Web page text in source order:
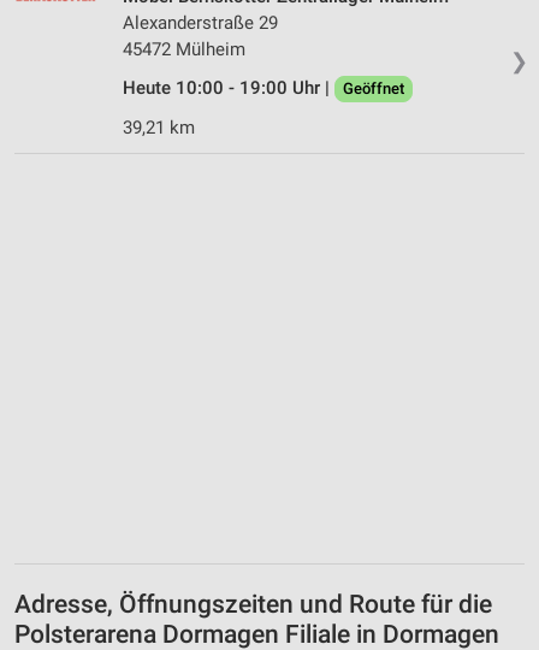
❯
Alexanderstraße 29
45472 Mülheim
Heute 10:00 - 19:00 Uhr |
Geöffnet
39,21 km
Adresse, Öffnungszeiten und Route für die
Polsterarena Dormagen Filiale in Dormagen